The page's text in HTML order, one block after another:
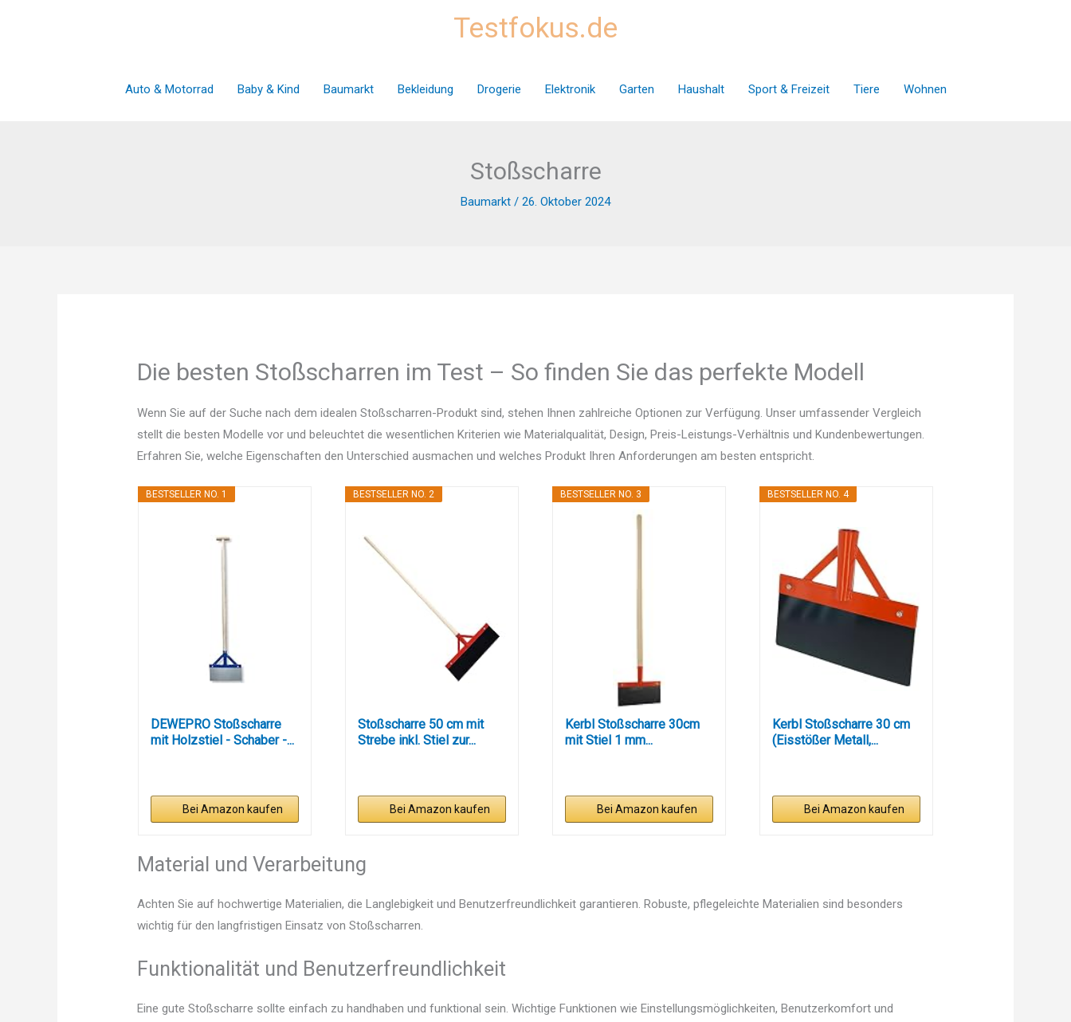
Testfokus.de
Auto & Motorrad Baby & Kind Baumarkt Bekleidung Drogerie Elektronik Garten Haushalt Sport & Freizeit Tiere Wohnen
Stoßscharre
Baumarkt / 26. Oktober 2024
Die besten Stoßscharren im Test – So finden Sie das perfekte Modell
Wenn Sie auf der Suche nach dem idealen Stoßscharren-Produkt sind, stehen Ihnen zahlreiche Optionen zur Verfügung. Unser umfassender Vergleich
stellt die besten Modelle vor und beleuchtet die wesentlichen Kriterien wie Materialqualität, Design, Preis-Leistungs-Verhältnis und Kundenbewertungen.
Erfahren Sie, welche Eigenschaften den Unterschied ausmachen und welches Produkt Ihren Anforderungen am besten entspricht.
BESTSELLER NO. 1
DEWEPRO Stoßscharre
mit Holzstiel - Schaber -...
Bei Amazon kaufen
BESTSELLER NO. 2
Stoßscharre 50 cm mit
Strebe inkl. Stiel zur...
Bei Amazon kaufen
BESTSELLER NO. 3
Kerbl Stoßscharre 30cm
mit Stiel 1 mm...
Bei Amazon kaufen
BESTSELLER NO. 4
Kerbl Stoßscharre 30 cm
(Eisstößer Metall,...
Bei Amazon kaufen
Material und Verarbeitung
Achten Sie auf hochwertige Materialien, die Langlebigkeit und Benutzerfreundlichkeit garantieren. Robuste, pflegeleichte Materialien sind besonders
wichtig für den langfristigen Einsatz von Stoßscharren.
Funktionalität und Benutzerfreundlichkeit
Eine gute Stoßscharre sollte einfach zu handhaben und funktional sein. Wichtige Funktionen wie Einstellungsmöglichkeiten, Benutzerkomfort und